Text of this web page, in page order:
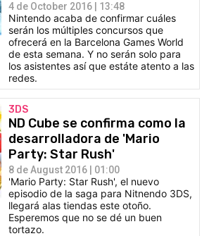
4 de October 2016 | 13:48
Nintendo acaba de confirmar cuáles
serán los múltiples concursos que
ofrecerá en la Barcelona Games World
de esta semana. Y no serán solo para
los asistentes así que estáte atento a las
redes.
3DS
ND Cube se confirma como la
desarrolladora de 'Mario
Party: Star Rush'
8 de August 2016 | 01:00
'Mario Party: Star Rush', el nuevo
episodio de la saga para Nitnendo 3DS,
llegará alas tiendas este otoño.
Esperemos que no se dé un buen
tortazo.